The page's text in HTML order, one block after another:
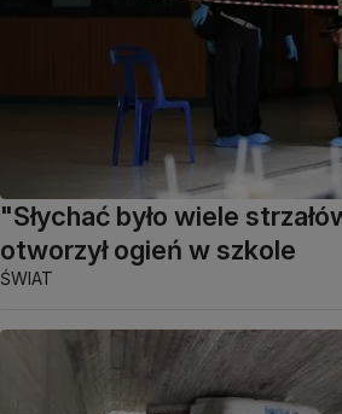
"Słychać było wiele
otworzył ogień w szkole
ŚWIAT